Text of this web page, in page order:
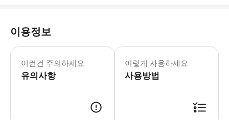
이용정보
이런건 주의하세요
유의사항
* 소요시간 : 60분 (옵션에 따라 소요
이렇게 사용하세요
사용방법